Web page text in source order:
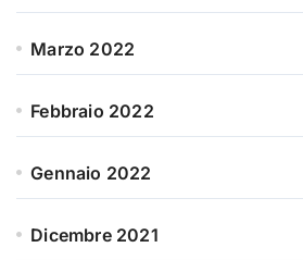
Marzo 2022
Febbraio 2022
Gennaio 2022
Dicembre 2021